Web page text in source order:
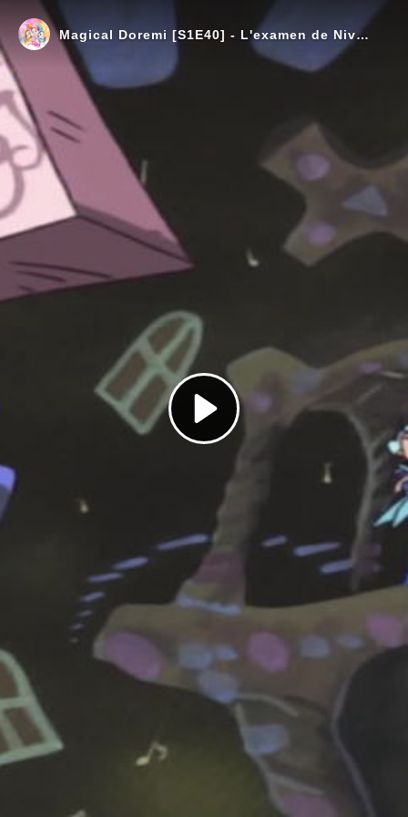
Play
Video
Magical Doremi [S1E40] - L'examen de Niveau Trois